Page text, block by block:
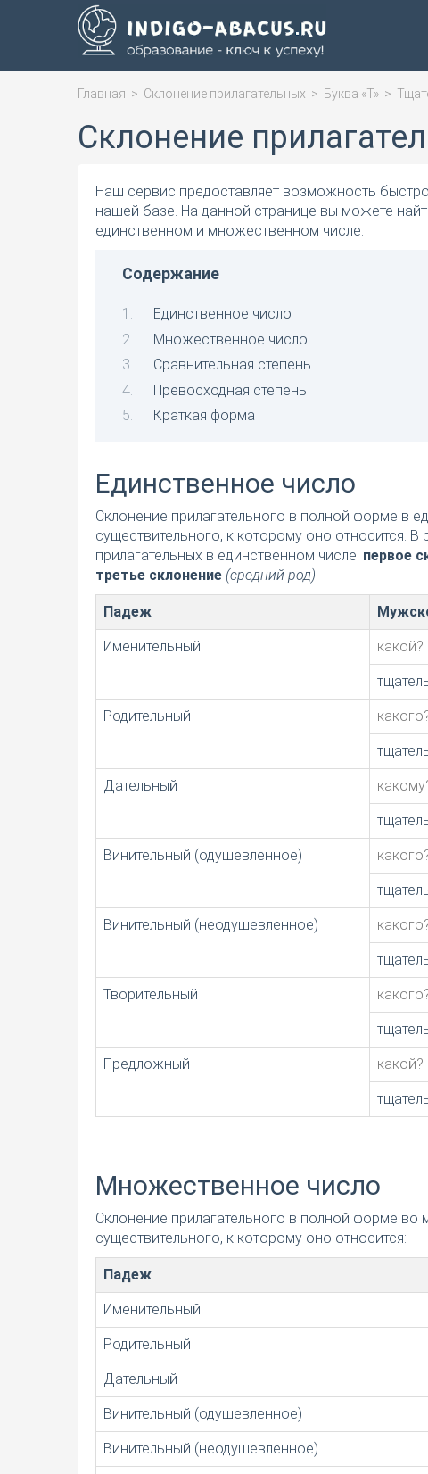
Главная > Склонение прилагательных > Буква «Т» >
Склонение
Наш сервис предоставляет возможность
нашей базе. На данной странице вы можете
единственном и множественном числе.
Содержание
Единственное число
Множественное число
Сравнительная степень
Превосходная степень
Краткая форма
Единственное число
Склонение прилагательного в полной форме в
существительного, к которому оно относится.
прилагательных в единственном числе: первое
третье склонение (средний род).
Падеж
Именительный какой?
Родительный
Дательный
Винительный (одушевленное)
Винительный (неодушевленное)
Творительный
Предложный какой?
Множественное число
Склонение прилагательного в полной форме
существительного, к которому оно относится:
Падеж
Именительный
Родительный
Дательный
Винительный (одушевленное)
Винительный (неодушевленное)